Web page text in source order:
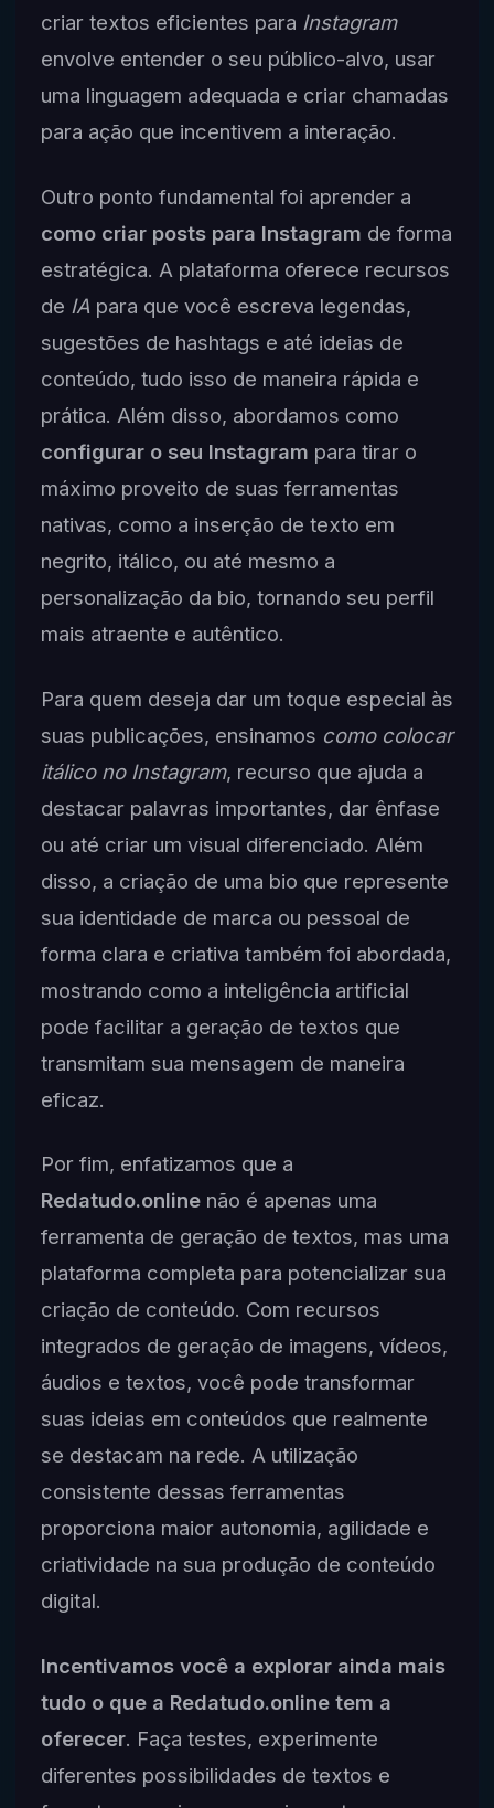
criar textos eficientes para Instagram
envolve entender o seu público-alvo, usar
uma linguagem adequada e criar chamadas
para ação que incentivem a interação.
Outro ponto fundamental foi aprender a
como criar posts para Instagram de forma
estratégica. A plataforma oferece recursos
de IA para que você escreva legendas,
sugestões de hashtags e até ideias de
conteúdo, tudo isso de maneira rápida e
prática. Além disso, abordamos como
configurar o seu Instagram para tirar o
máximo proveito de suas ferramentas
nativas, como a inserção de texto em
negrito, itálico, ou até mesmo a
personalização da bio, tornando seu perfil
mais atraente e autêntico.
Para quem deseja dar um toque especial às
suas publicações, ensinamos como colocar
itálico no Instagram, recurso que ajuda a
destacar palavras importantes, dar ênfase
ou até criar um visual diferenciado. Além
disso, a criação de uma bio que represente
sua identidade de marca ou pessoal de
forma clara e criativa também foi abordada,
mostrando como a inteligência artificial
pode facilitar a geração de textos que
transmitam sua mensagem de maneira
eficaz.
Por fim, enfatizamos que a
Redatudo.onlinenão é apenas uma
ferramenta de geração de textos, mas uma
plataforma completa para potencializar sua
criação de conteúdo. Com recursos
integrados de geração de imagens, vídeos,
áudios e textos, você pode transformar
suas ideias em conteúdos que realmente
se destacam na rede. A utilização
consistente dessas ferramentas
proporciona maior autonomia, agilidade e
criatividade na sua produção de conteúdo
digital.
Incentivamos você a explorar ainda mais
tudo o que a Redatudo.online tem a
oferecer. Faça testes, experimente
diferentes possibilidades de textos e